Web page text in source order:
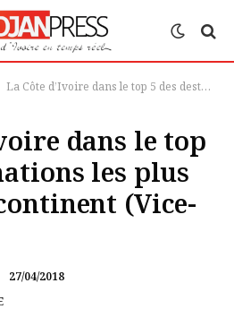
La Côte d’Ivoire dans le top 5 des destinations les plus prisées du continent (Vice-président)
dans le top
les plus
(Vice-
27/04/2018